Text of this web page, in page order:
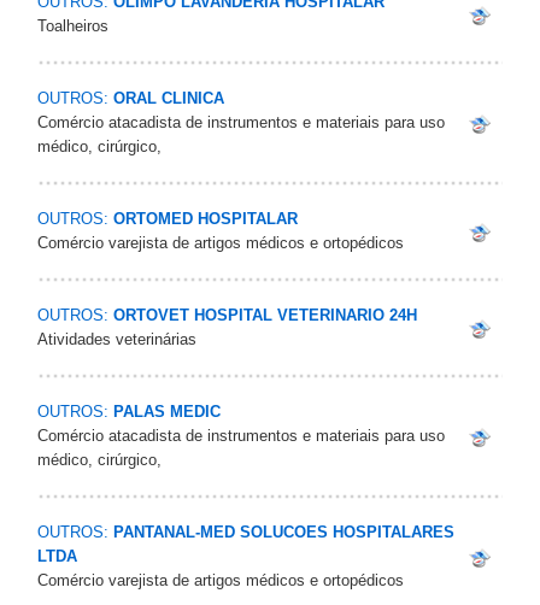
Toalheiros
OUTROS: ORAL CLINICA
Comércio atacadista de instrumentos e materiais para uso
médico, cirúrgico,
OUTROS: ORTOMED HOSPITALAR
Comércio varejista de artigos médicos e ortopédicos
OUTROS: ORTOVET HOSPITAL VETERINARIO 24H
Atividades veterinárias
OUTROS: PALAS MEDIC
Comércio atacadista de instrumentos e materiais para uso
médico, cirúrgico,
OUTROS: PANTANAL-MED SOLUCOES HOSPITALARES
LTDA
Comércio varejista de artigos médicos e ortopédicos